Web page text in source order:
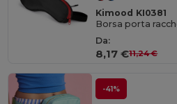
Kimood KI0381
Borsa porta
Da:
8,17 €11,24 €
-41%